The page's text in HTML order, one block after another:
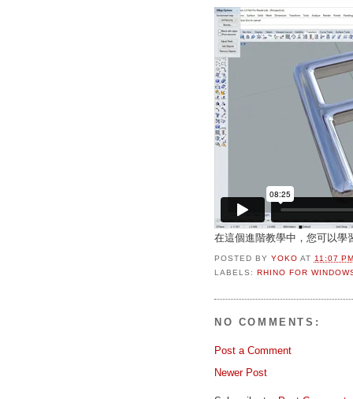
在這個進階教學中，您可以學
POSTED BY YOKO AT 11:07 PM
LABELS: RHINO FOR
NO COMMENTS:
Post a Comment
Newer Post